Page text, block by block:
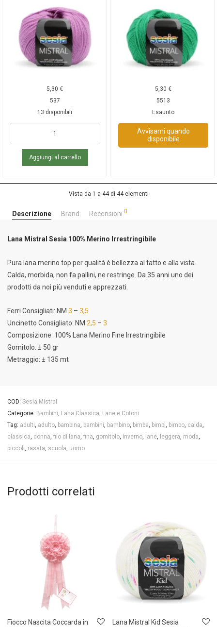
5,30€
537
13 disponibili
Aggiungi al carrello
5,30€
5513
Esaurito
Avvisami quando
disponibile
Vista da 1 a 44 di 44 elementi
Descrizione Brand Recensioni 0
Lana Mistral Sesia 100% Merino Irrestringibile
Pura lana merino top per qualità è bellezza al tatto e alla vista.
Calda, morbida, non fa pallini, ne restringe. Da 35 anni uno dei
prodotti da noi più venduti e apprezzati.
Ferri Consigliati: NM 3 – 3,5
Uncinetto Consigliato: NM 2,5 – 3
Composizione: 100% Lana Merino Fine Irrestringibile
Gomitolo: ± 50 gr
Metraggio: ± 135 mt
COD: Sesia Mistral
Categorie: Bambini, Lana Classica, Lane e Cotoni
Tag: adulti, adulto, bambina, bambini, bambino, bimba, bimbi, bimbo, calda,
classica, donna, filo di lana, fina, gomitolo, inverno, lane, leggera, moda,
piccoli, rasata, scuola, uomo
Prodotti correlati
Fiocco Nascita Coccarda in
Lana Mistral Kid Sesia